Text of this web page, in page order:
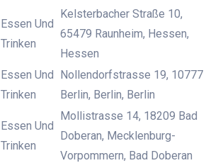
Essen Und
Trinken
Kelsterbacher Straße 10,
65479 Raunheim, Hessen,
Hessen
Essen Und
Trinken
Nollendorfstrasse 19, 10777
Berlin, Berlin, Berlin
Essen Und
Trinken
Mollistrasse 14, 18209 Bad
Doberan, Mecklenburg-
Vorpommern, Bad Doberan